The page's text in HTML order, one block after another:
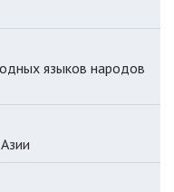
языков народов